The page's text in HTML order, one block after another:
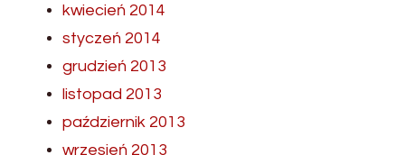
kwiecień 2014
styczeń 2014
grudzień 2013
listopad 2013
październik 2013
wrzesień 2013